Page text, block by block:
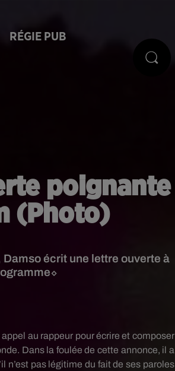
RÉGIE PUB
poignante
(Photo)
écrit une lettre ouverte à
au rappeur pour écrire et composer
Dans la foulée de cette annonce, il a
n’est pas légitime du fait de ses paroles